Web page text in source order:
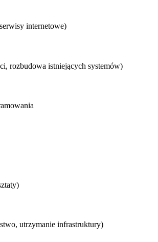
internetowe)
rozbudowa istniejących systemów)
utrzymanie infrastruktury)